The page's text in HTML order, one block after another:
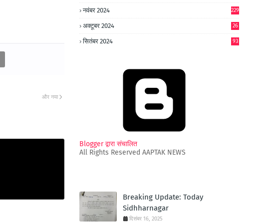
और नया
नवंबर 2024 229
अक्टूबर 2024
26
सितंबर 2024 93
Blogger द्वारा संचालित
All Rights Reserved AAPTAK NEWS
Breaking Update: Today
Sidhharnagar
दिसंबर 16, 2025